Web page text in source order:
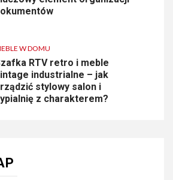
W DOMU
RTV retro i meble
industrialne – jak
stylowy salon i
z charakterem?